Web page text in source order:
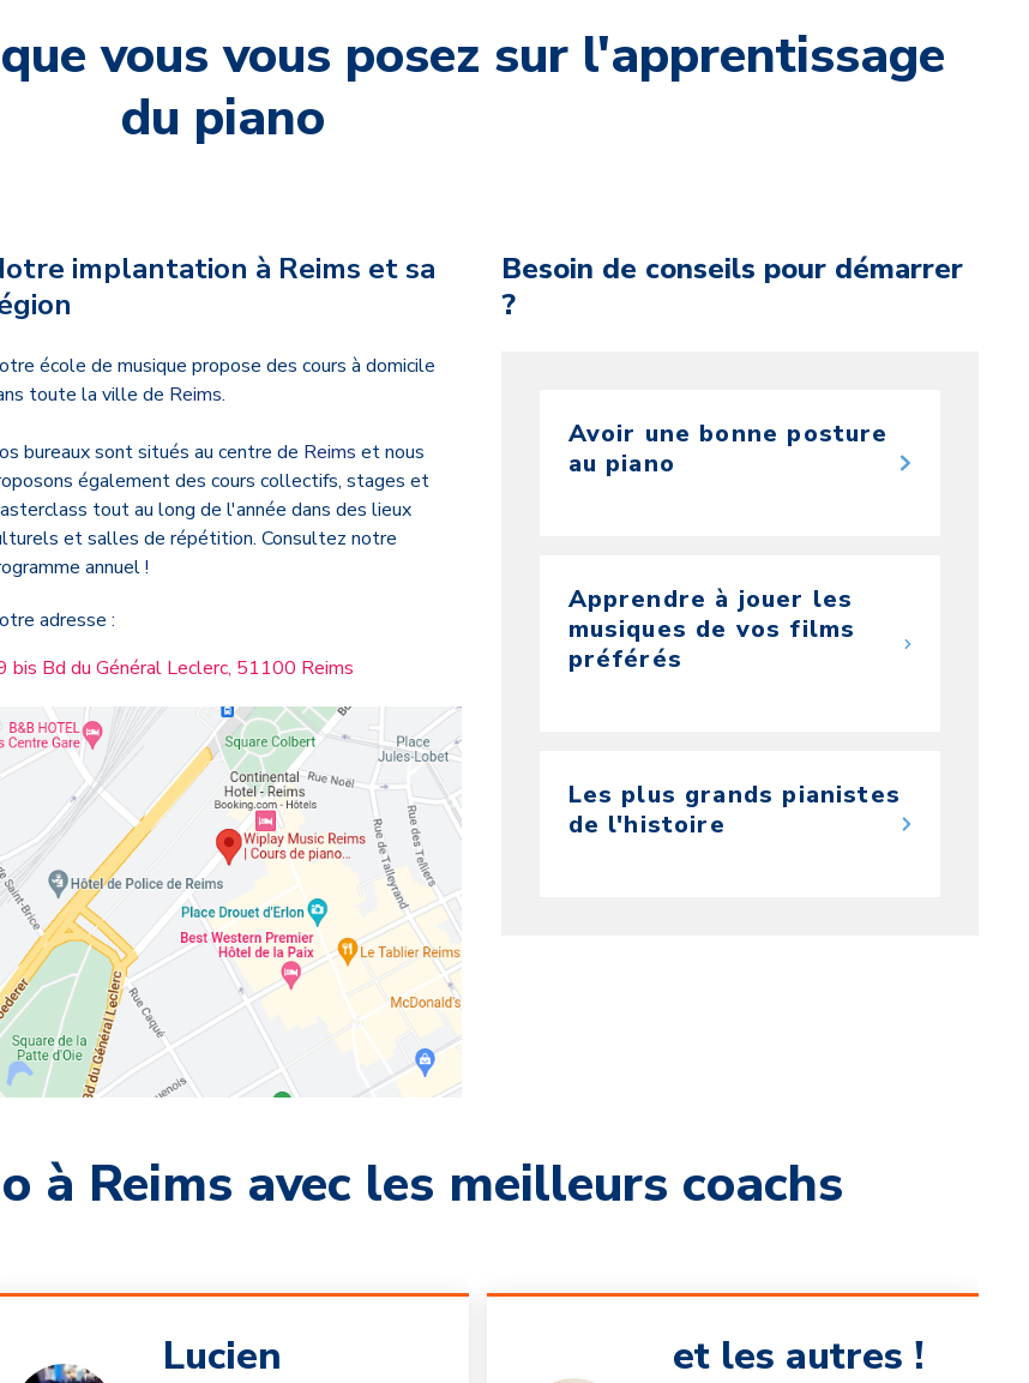
vous vous posez sur l'apprentissage
du piano
implantation à Reims et sa
école de musique propose des cours à domicile
toute la ville de Reims.
bureaux sont situés au centre de Reims et nous
également des cours collectifs, stages et
tout au long de l'année dans des lieux
et salles de répétition. Consultez notre
annuel !
adresse :
bis Bd du Général Leclerc, 51100 Reims
Besoin de conseils pour démarrer
?
Avoir une bonne posture
au piano
Apprendre à jouer les
musiques de vos films
préférés
Les plus grands pianistes
de l'histoire
à Reims avec les meilleurs coachs
Lucien et les autres !